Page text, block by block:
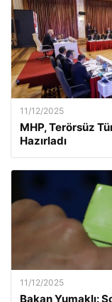
11/12/2025
MHP, Terörsüz
Hazırladı
11/12/2025
Bakan Yumaklı: